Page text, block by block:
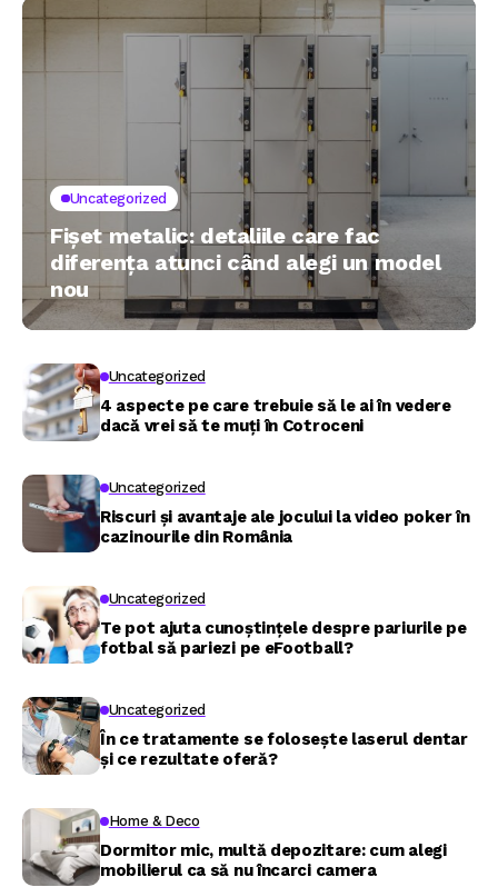
Uncategorized
Fișet metalic: detaliile care fac
diferența atunci când alegi un model
nou
Uncategorized
4 aspecte pe care trebuie să le ai în vedere
dacă vrei să te muți în Cotroceni
Uncategorized
Riscuri și avantaje ale jocului la video poker în
cazinourile din România
Uncategorized
Te pot ajuta cunoștințele despre pariurile pe
fotbal să pariezi pe eFootball?
Uncategorized
În ce tratamente se folosește laserul dentar
și ce rezultate oferă?
Home & Deco
Dormitor mic, multă depozitare: cum alegi
mobilierul ca să nu încarci camera